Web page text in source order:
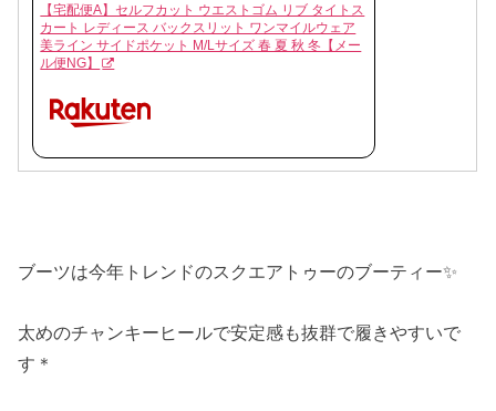
【宅配便A】セルフカット ウエストゴム リブ タイトス
カート レディース バックスリット ワンマイルウェア
美ライン サイドポケット M/Lサイズ 春 夏 秋 冬【メー
ル便NG】
ブーツは今年トレンドのスクエアトゥーのブーティー✨
太めのチャンキーヒールで安定感も抜群で履きやすいで
す＊